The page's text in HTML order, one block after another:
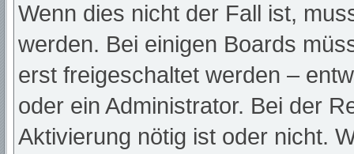
Wenn dies nicht der Fall ist,
werden. Bei einigen Boards
erst freigeschaltet werden –
oder ein Administrator. Bei der
Aktivierung nötig ist oder nicht.